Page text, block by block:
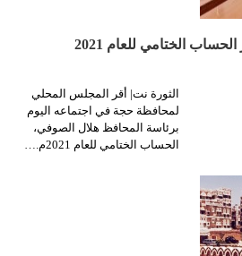
الختامي للعام 2021
الثورة نت| أقر المجلس المحلي
لمحافظة حجة في اجتماعه اليوم
برئاسة المحافظ هلال الصوفي،
الحساب الختامي للعام 2021م.…